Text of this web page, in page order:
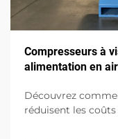
Compresseurs à
alimentation en
Découvrez
réduisent les